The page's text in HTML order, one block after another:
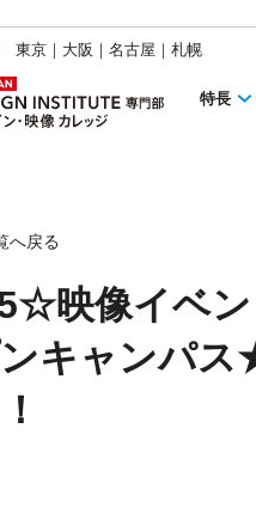
東京｜大阪｜名古屋｜札幌
特長
へ戻る
映像イベ
キャンパス